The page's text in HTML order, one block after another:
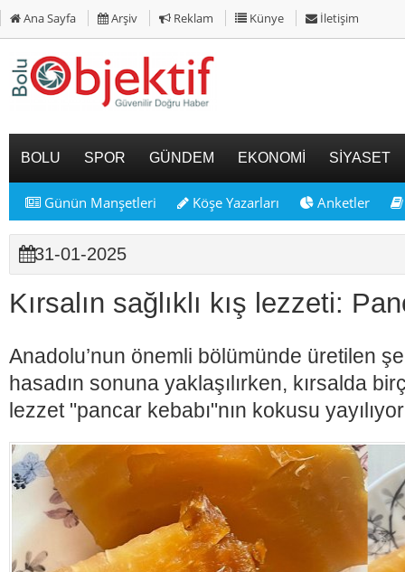
Ana Sayfa Arşiv Reklam Künye İletişim
BOLU SPOR GÜNDEM EKONOMİ SİYASET
Günün Manşetleri Köşe Yazarları Anketler
31-01-2025
Kırsalın sağlıklı kış lezzeti:
Anadolu’nun önemli bölümünde üretilen
hasadın sonuna yaklaşılırken, kırsalda
lezzet "pancar kebabı"nın kokusu